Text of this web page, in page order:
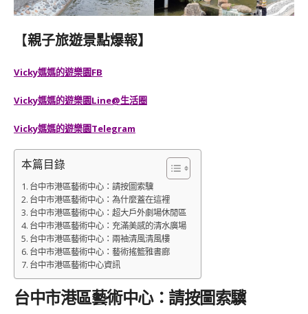
【親子旅遊景點爆報】
Vicky媽媽的遊樂園FB
Vicky媽媽的遊樂園Line@生活圈
Vicky媽媽的遊樂園Telegram
本篇目錄
台中市港區藝術中心：請按圖索驥
台中市港區藝術中心：為什麼蓋在這裡
台中市港區藝術中心：超大戶外劇場休閒區
台中市港區藝術中心：充滿美感的清水廣場
台中市港區藝術中心：兩袖清風清風樓
台中市港區藝術中心：藝術搖籃雅書廊
台中市港區藝術中心資訊
台中市港區藝術中心：請按圖索驥